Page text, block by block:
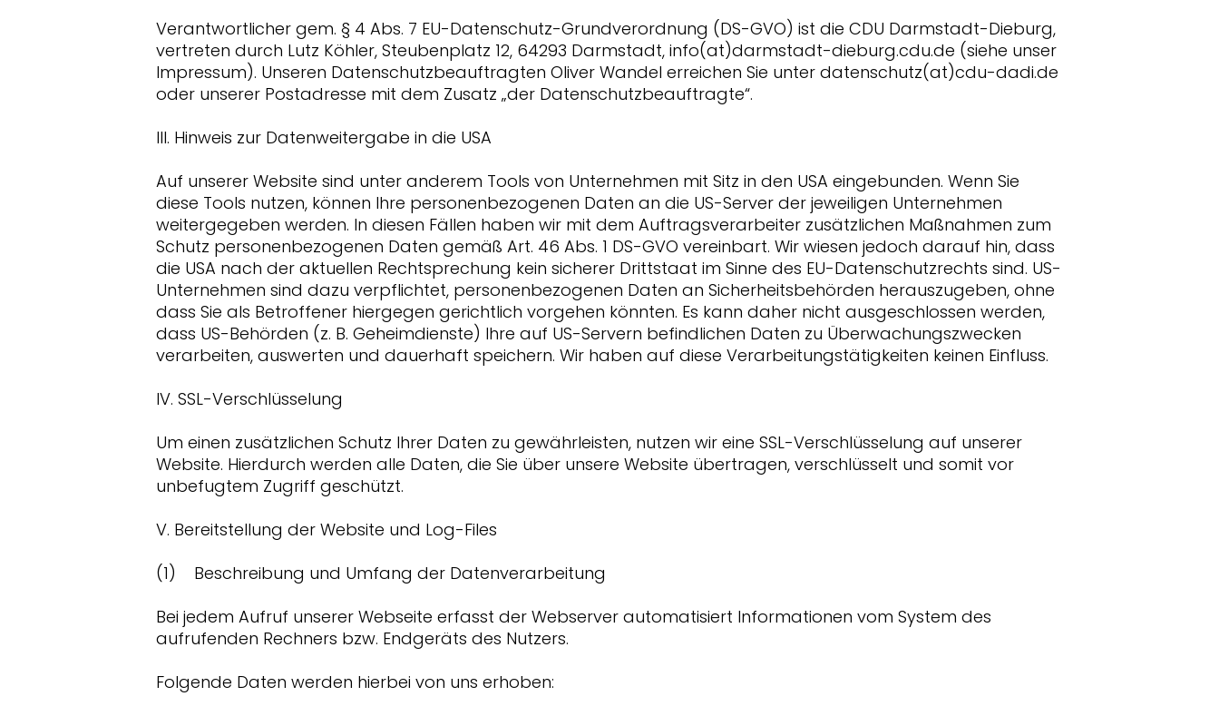
Verantwortlicher gem. § 4 Abs. 7 EU-Datenschutz-Grundverordnung (DS-GVO) ist die CDU Darmstadt-Dieburg,
vertreten durch Lutz Köhler, Steubenplatz 12, 64293 Darmstadt, info(at)darmstadt-dieburg.cdu.de (siehe unser
Impressum). Unseren Datenschutzbeauftragten Oliver Wandel erreichen Sie unter datenschutz(at)cdu-dadi.de
oder unserer Postadresse mit dem Zusatz „der Datenschutzbeauftragte“.
III. Hinweis zur Datenweitergabe in die USA
Auf unserer Website sind unter anderem Tools von Unternehmen mit Sitz in den USA eingebunden. Wenn Sie
diese Tools nutzen, können Ihre personenbezogenen Daten an die US-Server der jeweiligen Unternehmen
weitergegeben werden. In diesen Fällen haben wir mit dem Auftragsverarbeiter zusätzlichen Maßnahmen zum
Schutz personenbezogenen Daten gemäß Art. 46 Abs. 1 DS-GVO vereinbart. Wir wiesen jedoch darauf hin, dass
die USA nach der aktuellen Rechtsprechung kein sicherer Drittstaat im Sinne des EU-Datenschutzrechts sind. US-
Unternehmen sind dazu verpflichtet, personenbezogenen Daten an Sicherheitsbehörden herauszugeben, ohne
dass Sie als Betroffener hiergegen gerichtlich vorgehen könnten. Es kann daher nicht ausgeschlossen werden,
dass US-Behörden (z. B. Geheimdienste) Ihre auf US-Servern befindlichen Daten zu Überwachungszwecken
verarbeiten, auswerten und dauerhaft speichern. Wir haben auf diese Verarbeitungstätigkeiten keinen Einfluss.
IV. SSL-Verschlüsselung
Um einen zusätzlichen Schutz Ihrer Daten zu gewährleisten, nutzen wir eine SSL-Verschlüsselung auf unserer
Website. Hierdurch werden alle Daten, die Sie über unsere Website übertragen, verschlüsselt und somit vor
unbefugtem Zugriff geschützt.
V. Bereitstellung der Website und Log-Files
(1) Beschreibung und Umfang der Datenverarbeitung
Bei jedem Aufruf unserer Webseite erfasst der Webserver automatisiert Informationen vom System des
aufrufenden Rechners bzw. Endgeräts des Nutzers.
Folgende Daten werden hierbei von uns erhoben: